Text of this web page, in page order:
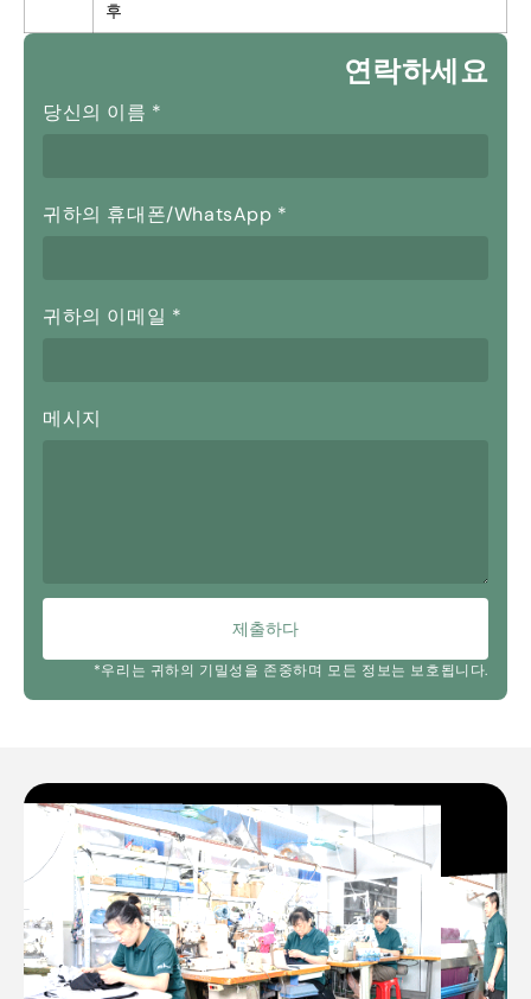
후
연락하세요
당신의 이름 *
귀하의 휴대폰/WhatsApp *
귀하의 이메일 *
메시지
제출하다
*우리는 귀하의 기밀성을 존중하며 모든 정보는 보호됩니다.